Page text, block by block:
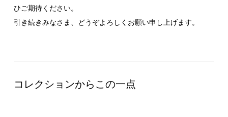
ひご期待ください。
引き続きみなさま、どうぞよろしくお願い申し上げます。
コレクションからこの一点